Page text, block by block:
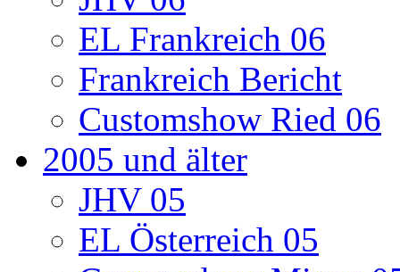
EL Frankreich 06
Frankreich Bericht
Customshow Ried 06
2005 und älter
JHV 05
EL Österreich 05